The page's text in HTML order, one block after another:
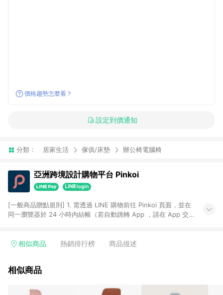
價格趨勢怎麼看？
設定到價通知
分類： 居家生活 傢俱/床墊 辦公椅電腦椅
亞洲跨境設計購物平台 Pinkoi
[一般商品贈點規則] 1. 需透過 LINE 購物前往 Pinkoi 頁面，並在
同一瀏覽器於 24 小時內結帳（若自動跳轉 App ，請在 App 交
回饋訂單不得享有 Pinkoi 站方優惠，例如首購優惠，P coins，
行為，不具贈點資格，部分退款不在此限。 6. APP 請更新至
貨後 45 天後發送。 8. 群眾募資商品，禮物卡，開館保證金，補
相似商品 熱銷排行榜 商品描述
相似商品